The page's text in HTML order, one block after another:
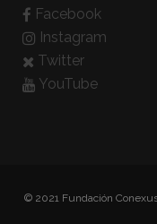
Facebook
Instagram
Twitter
YouTube
© 2021 Fundación